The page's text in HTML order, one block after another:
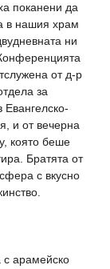
поканени да
в нашия храм
ни
от д-р
за
Евангелско-
и от вечерна
която беше
Братята от
с вкусно
арамейско